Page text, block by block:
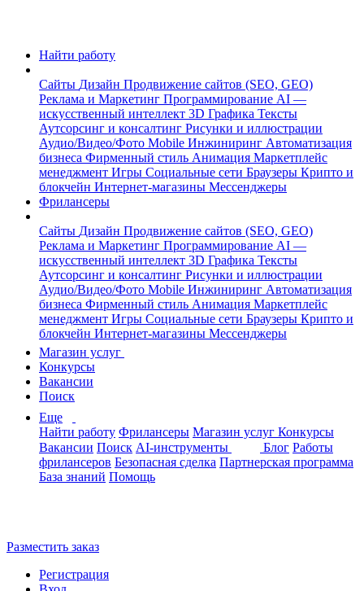
Найти работу
Сайты Дизайн Продвижение сайтов (SEO, GEO)
Реклама и Маркетинг Программирование AI —
искусственный интеллект 3D Графика Тексты
Аутсорсинг и консалтинг Рисунки и иллюстрации
Аудио/Видео/Фото Mobile Инжиниринг Автоматизация
бизнеса Фирменный стиль Анимация Маркетплейс
менеджмент Игры Социальные сети Браузеры Крипто и
блокчейн Интернет-магазины Мессенджеры
Фрилансеры
Сайты Дизайн Продвижение сайтов (SEO, GEO)
Реклама и Маркетинг Программирование AI —
искусственный интеллект 3D Графика Тексты
Аутсорсинг и консалтинг Рисунки и иллюстрации
Аудио/Видео/Фото Mobile Инжиниринг Автоматизация
бизнеса Фирменный стиль Анимация Маркетплейс
менеджмент Игры Социальные сети Браузеры Крипто и
блокчейн Интернет-магазины Мессенджеры
Магазин услуг
Конкурсы
Вакансии
Поиск
Еще
Найти работу Фрилансеры Магазин услуг Конкурсы
Вакансии Поиск AI-инструменты Блог Работы
фрилансеров Безопасная сделка Партнерская программа
База знаний Помощь
Разместить заказ
Регистрация